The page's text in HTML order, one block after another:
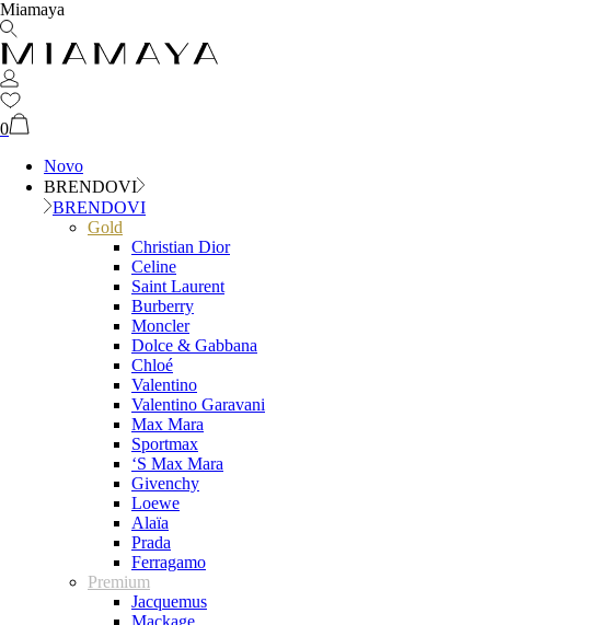
Miamaya
0
Novo
BRENDOVI
BRENDOVI
Gold
Christian Dior
Celine
Saint Laurent
Burberry
Moncler
Dolce & Gabbana
Chloé
Valentino
Valentino Garavani
Max Mara
Sportmax
‘S Max Mara
Givenchy
Loewe
Alaïa
Prada
Ferragamo
Premium
Jacquemus
Mackage